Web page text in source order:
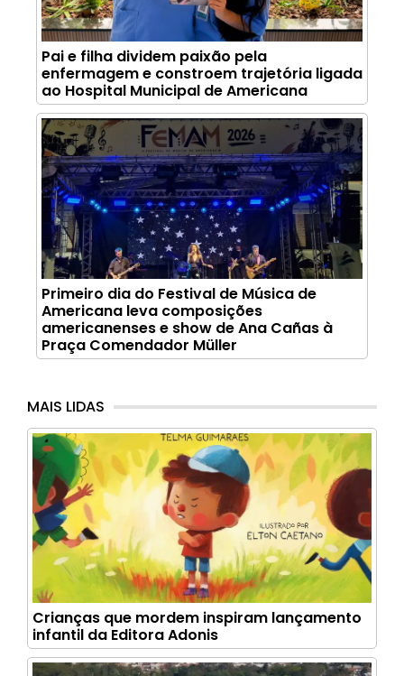
Pai e filha dividem paixão pela
enfermagem e constroem trajetória ligada
ao Hospital Municipal de Americana
Primeiro dia do Festival de Música de
Americana leva composições
americanenses e show de Ana Cañas à
Praça Comendador Müller
MAIS LIDAS
Crianças que mordem inspiram lançamento
infantil da Editora Adonis